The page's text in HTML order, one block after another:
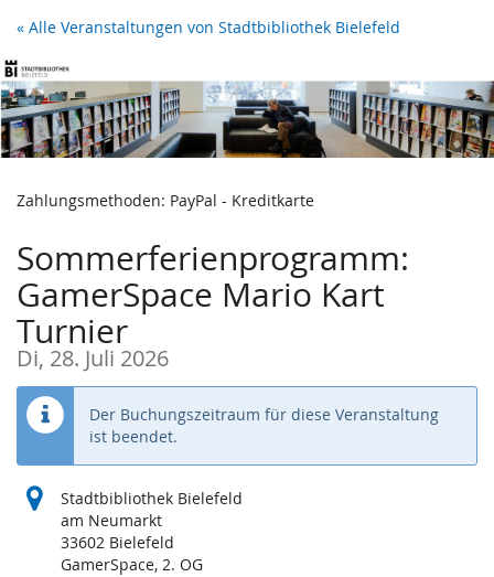
Zum
Inhalt
springen
« Alle Veranstaltungen von Stadtbibliothek Bielefeld
Zahlungsmethoden: PayPal - Kreditkarte
Sommerferienprogramm:
GamerSpace Mario Kart
Turnier
Di, 28. Juli 2026
Der Buchungszeitraum für diese Veranstaltung
ist beendet.
Stadtbibliothek Bielefeld
am Neumarkt
33602 Bielefeld
GamerSpace, 2. OG